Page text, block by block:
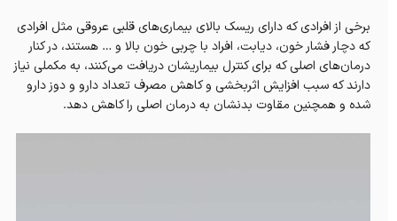
برخی از افرادی که دارای ریسک بالای بیماری‌های قلبی عروقی مثل افرادی
که دچار فشار خون، دیابت، افراد با چربی خون بالا و … هستند، در کنار
درمان‌های اصلی که برای کنترل بیماریشان دریافت می‌کنند، به مکملی نیاز
دارند که سبب افزایش اثربخشی و کاهش مصرف تعداد دارو و دوز دارو
شده و همچنین مقاوت بدنشان به درمان اصلی را کاهش دهد.